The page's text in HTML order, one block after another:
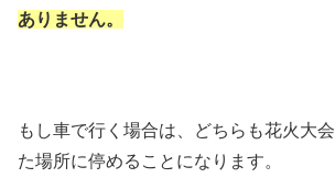
ありません。
もし車で行く場合は、どちらも花火大
た場所に停めることになります。